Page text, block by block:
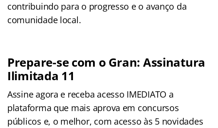
contribuindo para o progresso e o avanço da
comunidade local.
Prepare-se com o Gran: Assinatura
Ilimitada 11
Assine agora e receba acesso IMEDIATO a
plataforma que mais aprova em concursos
públicos e, o melhor, com acesso às 5 novidades